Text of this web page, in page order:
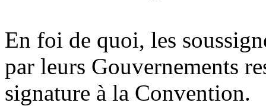
En foi de quoi, les
par leurs Gouvernements
signature à la Convention.